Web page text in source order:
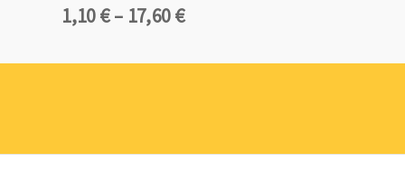
1,10€– 17,60€
Plage
prix :